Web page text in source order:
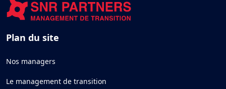
Plan du site
Nos managers
Le management de transition